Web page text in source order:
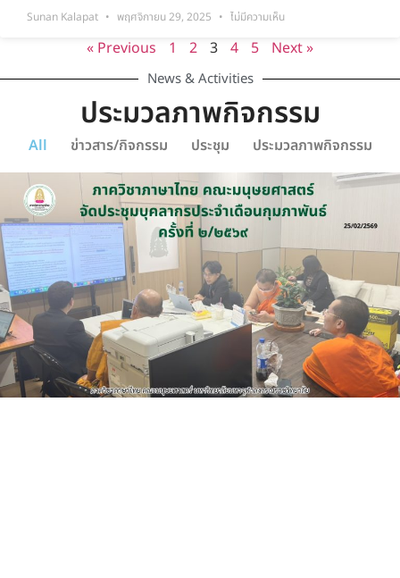
Sunan Kalapat พฤศจิกายน 29, 2025 ไม่มีความเห็น
« Previous 1 2 3 4 5 Next »
News & Activities
ประมวลภาพกิจกรรม
All ข่าวสาร/กิจกรรม ประชุม ประมวลภาพกิจกรรม